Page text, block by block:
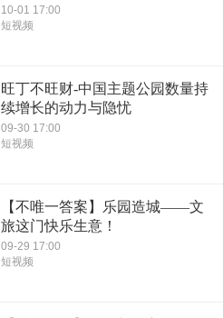
10-01 17:00
短视频
旺丁不旺财-中国主题公园数量持
续增长的动力与隐忧
09-30 17:00
短视频
【不唯一答案】乐园造城——文
旅这门快乐生意！
09-29 17:00
短视频